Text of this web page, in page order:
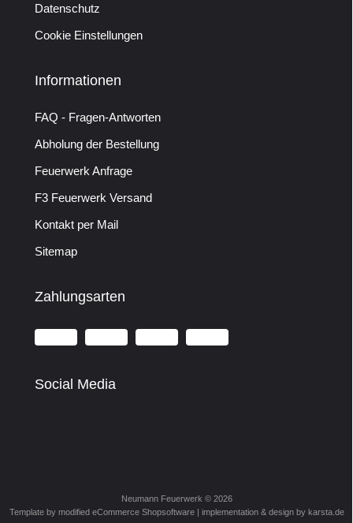
Datenschutz
Cookie Einstellungen
Informationen
FAQ - Fragen-Antworten
Abholung der Bestellung
Feuerwerk Anfrage
F3 Feuerwerk Versand
Kontakt per Mail
Sitemap
Zahlungsarten
Social Media
Neumann Feuerwerk © 2026
Template by modified eCommerce Shopsoftware | implementation & design by karsta.de